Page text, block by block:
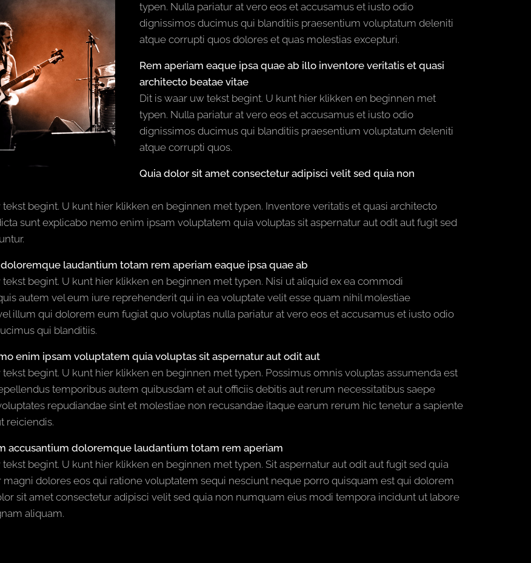
typen. Nulla pariatur at vero eos et accusamus et iusto odio
dignissimos ducimus qui blanditiis praesentium voluptatum deleniti
atque corrupti quos dolores et quas molestias excepturi.
Rem aperiam eaque ipsa quae ab illo inventore veritatis et quasi
architecto beatae vitae
Dit is waar uw tekst begint. U kunt hier klikken en beginnen met
typen. Nulla pariatur at vero eos et accusamus et iusto odio
dignissimos ducimus qui blanditiis praesentium voluptatum deleniti
atque corrupti quos.
Quia dolor sit amet consectetur adipisci velit sed quia non
tekst begint. U kunt hier klikken en beginnen met typen. Inventore veritatis et quasi architecto
sunt explicabo nemo enim ipsam voluptatem quia voluptas sit aspernatur aut odit aut fugit sed
laudantium totam rem aperiam eaque ipsa quae ab
tekst begint. U kunt hier klikken en beginnen met typen. Nisi ut aliquid ex ea commodi
autem vel eum iure reprehenderit qui in ea voluptate velit esse quam nihil molestiae
illum qui dolorem eum fugiat quo voluptas nulla pariatur at vero eos et accusamus et iusto odio
qui blanditiis.
enim ipsam voluptatem quia voluptas sit aspernatur aut odit aut
tekst begint. U kunt hier klikken en beginnen met typen. Possimus omnis voluptas assumenda est
temporibus autem quibusdam et aut officiis debitis aut rerum necessitatibus saepe
repudiandae sint et molestiae non recusandae itaque earum rerum hic tenetur a sapiente
reiciendis.
accusantium doloremque laudantium totam rem aperiam
tekst begint. U kunt hier klikken en beginnen met typen. Sit aspernatur aut odit aut fugit sed quia
dolores eos qui ratione voluptatem sequi nesciunt neque porro quisquam est qui dolorem
sit amet consectetur adipisci velit sed quia non numquam eius modi tempora incidunt ut labore
aliquam.